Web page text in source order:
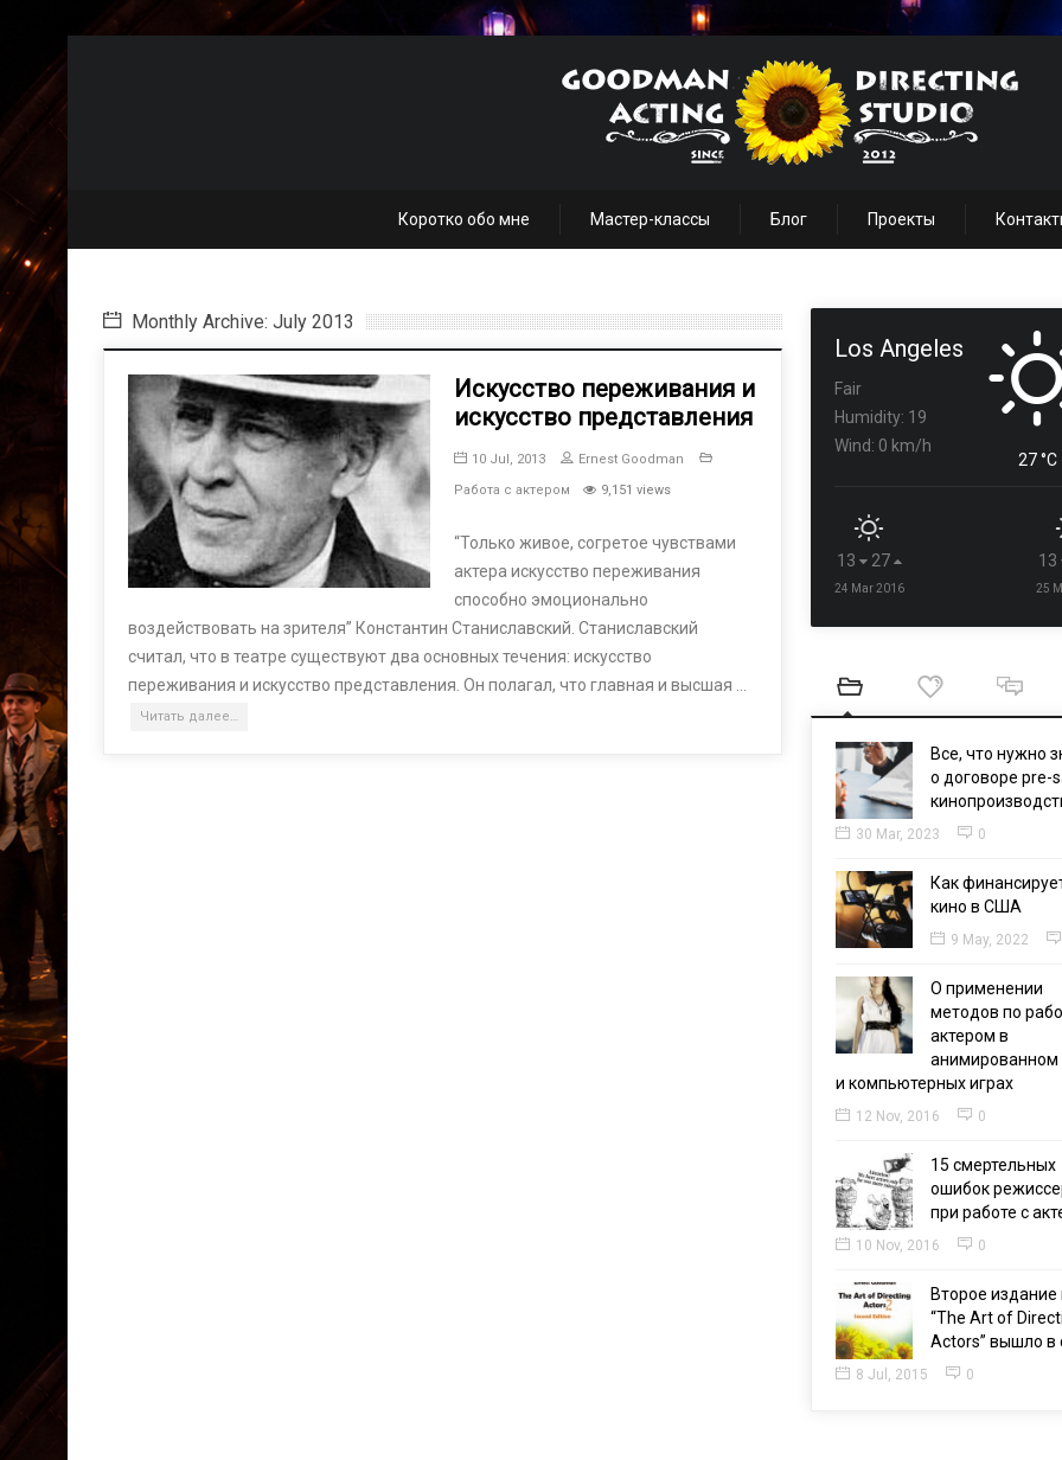
Коротко обо мне Мастер-классы Блог Проекты
Monthly Archive: July 2013
Искусство переживания и
искусство представления
10 Jul, 2013
Ernest Goodman
Работа с актером
9,151 views
“Только живое, согретое чувствами
актера искусство переживания
способно эмоционально
воздействовать на зрителя” Константин Станиславский. Станиславский
считал, что в театре существуют два основных течения: искусство
переживания и искусство представления. Он полагал, что главная и высшая …
Читать далее…
Los Angeles
Fair
Humidity: 19
Wind: 0 km/h
27 °C
13 27
24 Mar 2016
13
25
Все, что нужно
о договоре pre-
30 Mar, 2023 0
Как
кино в США
9 May, 2022
О применении
методов по
актером в
анимированном
и компьютерных играх
12 Nov, 2016 0
15 смертельных
ошибок
при работе с
10 Nov, 2016 0
Второе издание
“The Art of
Actors” вышло в
8 Jul, 2015 0